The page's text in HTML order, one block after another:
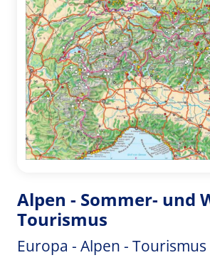
Alpen - Sommer- und
Tourismus
Europa - Alpen - Tourismus